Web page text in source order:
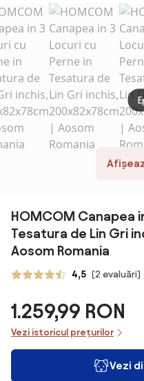
pe 5 Nivele,
Pliabilă
Matrimonială,
102x73x81 cm,
Roșu | Aosom
Romania
locuri in
cotiere
Aosom
HOMCOM Canapea
Tesatura de Lin Gri
Aosom Romania
4,5 (2 evaluări)
1.259,99 RON
Vezi istoricul prețurilor
Vezi